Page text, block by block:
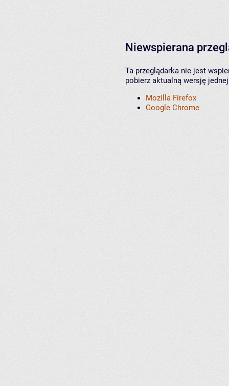
Niewspierana
Ta przeglądarka nie jest
pobierz aktualną wersję
Mozilla Firefox
Google Chrome